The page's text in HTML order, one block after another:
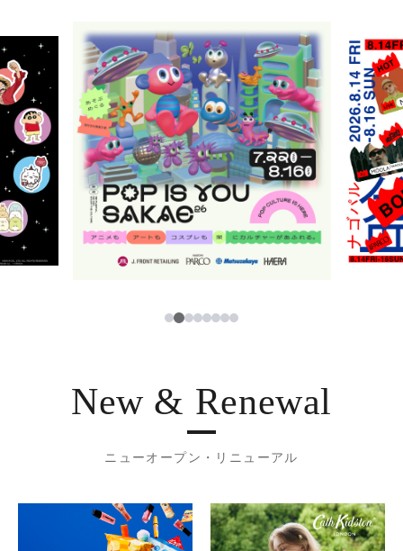
レストラン・カフェ
TAX FREE
PARCOメンバーズ
ภาษาไทย
日本語
1234567
New & Renewal
ニューオープン・リニューアル